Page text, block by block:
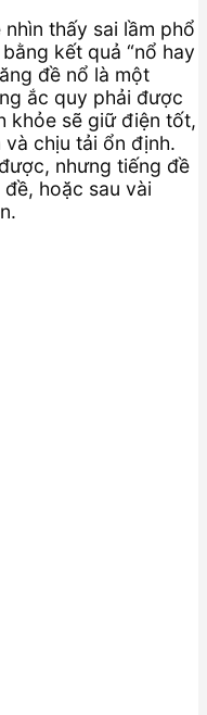
thấy sai lầm phổ
kết quả “nổ hay
đề nổ là một
ắc quy phải được
khỏe sẽ giữ điện tốt,
và chịu tải ổn định.
nhưng tiếng đề
hoặc sau vài